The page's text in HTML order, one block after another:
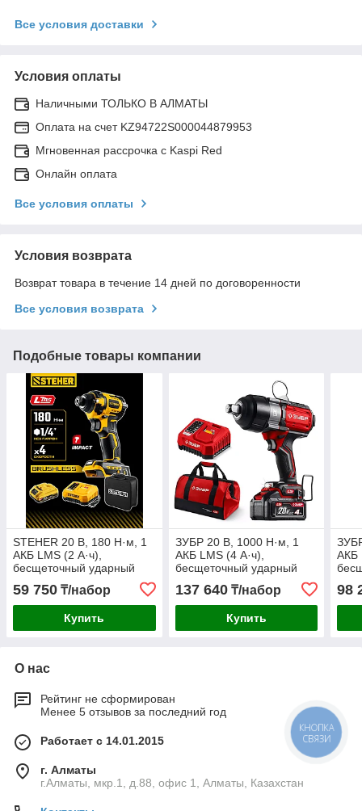
Все условия доставки
Условия оплаты
Наличными ТОЛЬКО В АЛМАТЫ
Оплата на счет KZ94722S000044879953
Мгновенная рассрочка с Kaspi Red
Онлайн оплата
Все условия оплаты
Условия возврата
Возврат товара в течение 14 дней по договоренности
Все условия возврата
Подобные товары компании
STEHER 20 В, 180 Н·м, 1
АКБ LMS (2 А·ч),
бесщеточный ударный
винтоверт, сумка (CSB-
180-21)
59 750 ₸/набор
Купить
ЗУБР 20 В, 1000 Н·м, 1
АКБ LMS (4 А·ч),
бесщеточный ударный
гайковерт, сумка
(ГБУ-1000-41)
137 640₸/набор
Купить
АКБ
98
О нас
Рейтинг не сформирован
Менее 5 отзывов за последний год
Работает с 14.01.2015
г. Алматы
г.Алматы, мкр.1, д.88, офис 1, Алматы, Казахстан
КНОПКА
СВЯЗИ